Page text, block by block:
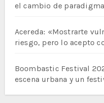
el cambio de
Acereda: «Mostrarte
riesgo, pero lo acepto
Boombastic Festival
escena urbana y un